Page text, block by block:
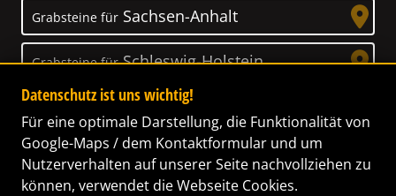
Grabsteine für Sachsen-Anhalt
Grabsteine fürSchleswig-Holstein
Thüringen
Datenschutz ist uns wichtig!
Für eine optimale Darstellung, die Funktionalität von
Google-Maps / dem Kontaktformular und um
Nutzerverhalten auf unserer Seite nachvollziehen zu
können, verwendet die Webseite Cookies.